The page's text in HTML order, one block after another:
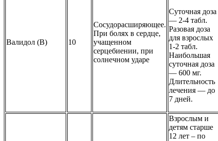
Валидол (В) 10
Сосудорасширяющее.
При болях в сердце,
учащенном
серцебиении, при
солнечном ударе
Суточная доза
— 2-4 табл.
Разовая доза
для взрослых
1-2 табл.
Наибольшая
суточная доза
— 600 мг.
Длительность
лечения — до
7 дней.
Взрослым и
детям старше
12 лет – по